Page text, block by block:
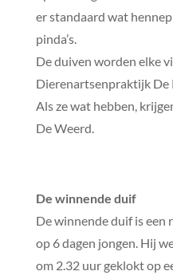
er standaard wat
pinda’s.
De duiven worden elke
Dierenartsenpraktijk De
Als ze wat hebben,
De Weerd.
De winnende duif
De winnende duif is een
op 6 dagen jongen. Hij
om 2.32 uur geklokt op